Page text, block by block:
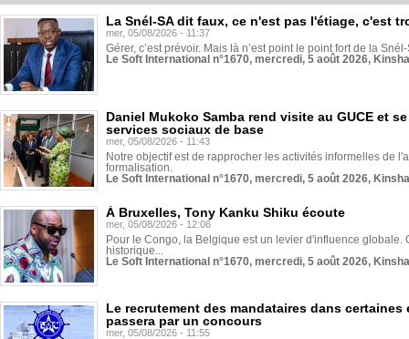
La Snél-SA dit faux, ce n'est pas l'étiage, c'est
mer, 05/08/2026 - 11:37
Gérer, c’est prévoir. Mais là n’est point le point fort de la
Le Soft International n°1670, mercredi, 5 août 2026,
Daniel Mukoko Samba rend visite au GUCE et
services sociaux de base
mer, 05/08/2026 - 11:43
Notre objectif est de rapprocher les activités informelles de
formalisation.
Le Soft International n°1670, mercredi, 5 août 2026,
À Bruxelles, Tony Kanku Shiku écoute
mer, 05/08/2026 - 12:06
Pour le Congo, la Belgique est un levier d'influence globale.
historique...
Le Soft International n°1670, mercredi, 5 août 2026,
Le recrutement des mandataires dans
passera par un concours
mer, 05/08/2026 - 11:55